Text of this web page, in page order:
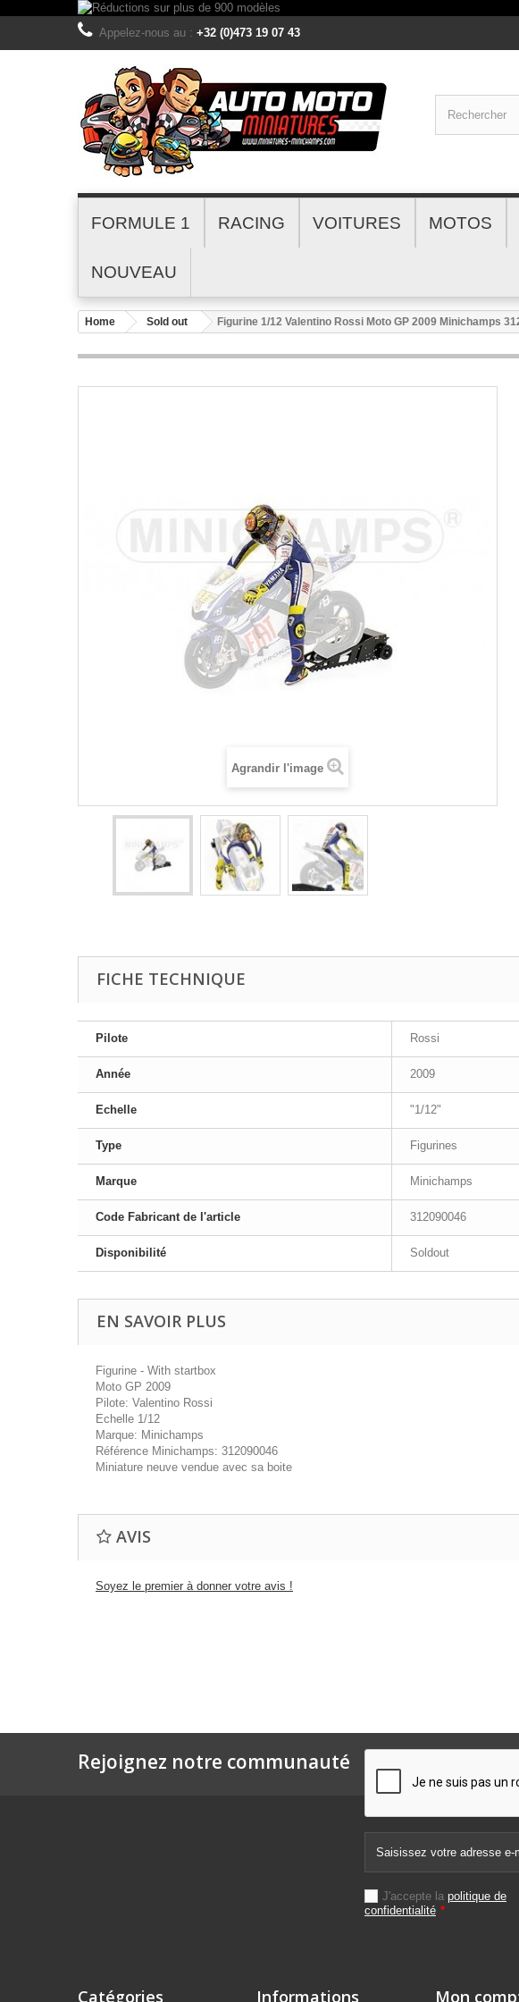
Appelez-nous au : +32 (0)473 19 07 43
FORMULE 1 RACING VOITURES MOTOS
NOUVEAU
Home Sold out Figurine 1/12 Valentino Rossi Moto GP 2009 Minichamps
Agrandir l'image
FICHE TECHNIQUE
Pilote Rossi
Année 2009
Echelle "1/12"
Type Figurines
Marque Minichamps
Code Fabricant de l'article 312090046
Disponibilité Soldout
EN SAVOIR PLUS
Figurine - With startbox
Moto GP 2009
Pilote: Valentino Rossi
Echelle 1/12
Marque: Minichamps
Référence Minichamps: 312090046
Miniature neuve vendue avec sa boite
AVIS
Soyez le premier à donner votre avis !
Rejoignez notre communauté
J'accepte la politique de
confidentialité *
Catégories Informations Mon